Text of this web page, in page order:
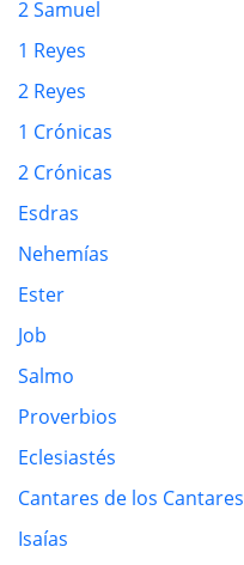
2 Samuel
1 Reyes
2 Reyes
1 Crónicas
2 Crónicas
Esdras
Nehemías
Ester
Job
Salmo
Proverbios
Eclesiastés
Cantares de los Cantares
Isaías